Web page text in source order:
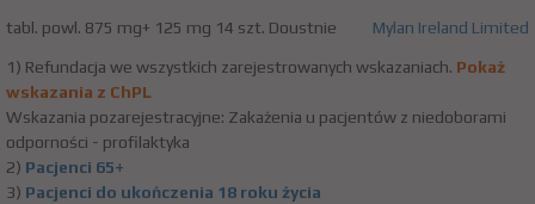
tabl. powl. 875 mg+ 125 mg 14 szt. Doustnie Mylan Ireland Limited
1) Refundacja we wszystkich zarejestrowanych wskazaniach. Pokaż
wskazania z ChPL
Wskazania pozarejestracyjne: Zakażenia u pacjentów z niedoborami
odporności - profilaktyka
2) Pacjenci 65+
3) Pacjenci do ukończenia 18 roku życia